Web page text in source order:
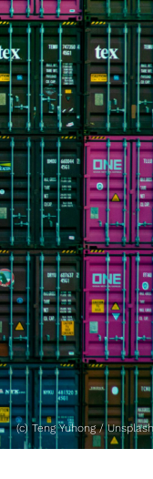
(c) Teng Yuhong /